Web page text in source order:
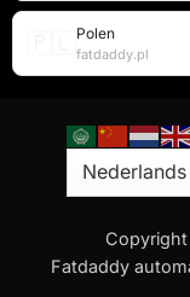
Polen
fatdaddy.pl
Fatdaddy